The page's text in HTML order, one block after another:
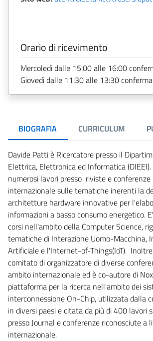
Orario di ricevimento
Mercoledì dalle 15:00 alle 16:00
Giovedì dalle 11:30 alle 13:30
BIOGRAFIA CURRICULUM
Davide Patti è Ricercatore presso il
Elettrica, Elettronica ed Informatica
numerosi lavori presso riviste e
internazionale sulle tematiche inerenti la
architetture hardware innovative per
informazioni a basso consumo energetico.
corsi nell'ambito della Computer Science,
tematiche di Interazione Uomo-Macchina,
Artificiale e l'Internet-of-Things(IoT).
comitato di organizzatore di diverse
ambito internazionale ed è co-autore di
piattaforma per la ricerca nell'ambito dei
interconnessione On-Chip, utilizzata dalla
in diversi paesi e citata da più di 400 lavori
presso Journal e conferenze riconosciute a
internazionale.